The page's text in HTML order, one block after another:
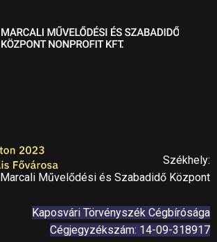
Székhely:
Marcali Művelődési és Szabadidő Központ
Kaposvári Törvényszék Cégbírósága
Cégjegyzékszám: 14-09-318917